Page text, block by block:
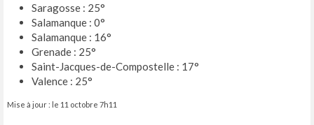
Saragosse : 25°
Salamanque : 0°
Salamanque : 16°
Grenade : 25°
Saint-Jacques-de-Compostelle : 17°
Valence : 25°
Mise à jour : le 11 octobre 7h11